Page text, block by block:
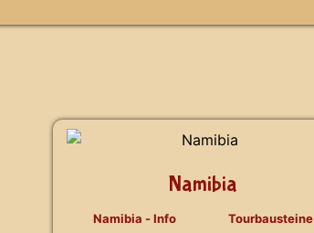
Namibia
Namibia - Info
Tourbausteine